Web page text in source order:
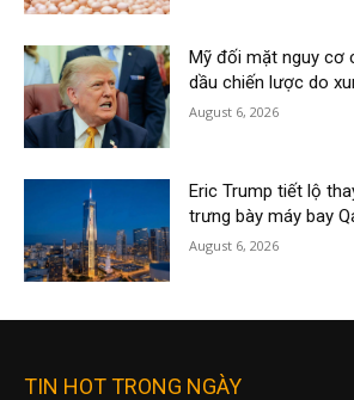
Mỹ đối mặt nguy cơ
dầu chiến lược do
August 6, 2026
Eric Trump tiết lộ
trưng bày máy bay
August 6, 2026
TIN HOT TRONG NGÀY